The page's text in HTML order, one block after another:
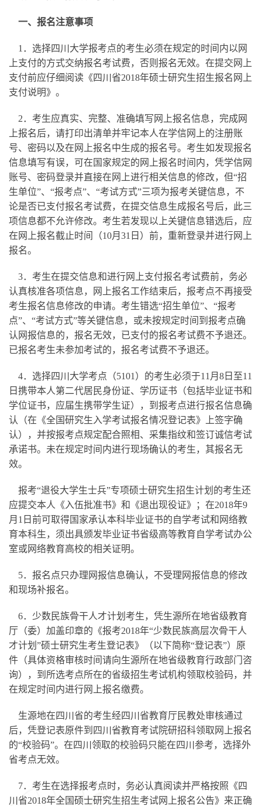
一、报名注意事项
1．选择四川大学报考点的考生必须在规定的时间内以网
上支付的方式交纳报名考试费，否则报名无效。在提交网上
支付前应仔细阅读《四川省2018年硕士研究生招生报名网上
支付说明》。
2．考生应真实、完整、准确填写网上报名信息，完成网
上报名后，请打印出清单并牢记本人在学信网上的注册账
号、密码以及在网上报名中生成的报名号。考生如发现报名
信息填写有误，可在国家规定的网上报名时间内，凭学信网
账号、密码登录并直接在网上进行相关信息的修改，但“招
生单位”、“报考点”、“考试方式”三项为报考关键信息，不
论是否已支付报名考试费，在提交信息生成报名号后，此三
项信息都不允许修改。考生若发现以上关键信息错选后，应
在网上报名截止时间（10月31日）前，重新登录并进行网上
报名。
3．考生在提交信息和进行网上支付报名考试费前，务必
认真核准各项信息，网上报名工作结束后，报考点不再接受
考生报名信息修改的申请。考生错选“招生单位”、“报考
点”、“考试方式”等关键信息，或未按规定时间到报考点确
认网报信息的，报名无效，已支付的报名考试费不予退还。
已报名考生未参加考试的，报名考试费不予退还。
4．选择四川大学考点（5101）的考生必须于11月8日至11
日携带本人第二代居民身份证、学历证书（包括毕业证书和
学位证书，应届生携带学生证），到报考点进行报名信息确
认（在《全国研究生入学考试报名情况登记表》上签字确
认），并按报考点规定配合照相、采集指纹和签订诚信考试
承诺书。未在规定时间内进行现场确认的考生，其报名无
效。
报考“退役大学生士兵”专项硕士研究生招生计划的考生还
应提交本人《入伍批准书》和《退出现役证》；在2018年9
月1日前可取得国家承认本科毕业证书的自学考试和网络教
育本科生，须出具颁发毕业证书省级高等教育自学考试办公
室或网络教育高校的相关证明。
5．报名点只办理网报信息确认，不受理网报信息的修改
和现场补报名。
6．少数民族骨干人才计划考生，凭生源所在地省级教育
厅（委）加盖印章的《报考2018年“少数民族高层次骨干人
才计划”硕士研究生考生登记表》（以下简称“登记表”）原
件（具体资格审核时间请向生源所在地省级教育行政部门咨
询），到所选考点所在的省级招生考试机构领取校验码，并
在规定时间内进行网上报名缴费。
生源地在四川省的考生经四川省教育厅民教处审核通过
后，凭登记表原件到四川省教育考试院研招科领取网上报名
的“校验码”。在四川领取的校验码只能在四川参考，选择外
省考点无效。
7．考生在选择报考点时，务必认真阅读并严格按照《四
川省2018年全国硕士研究生招生考试网上报名公告》来正确